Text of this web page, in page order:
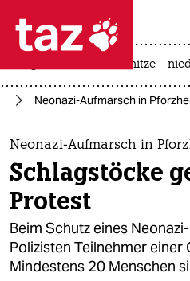
 taz zahl
taz zahl ich
themen
politik
öko
gesellschaft
hitze
Neonazi-Aufmarsch in
Neonazi-Aufmarsch in
Schlagstöcke
Protest
Beim Schutz eines
Polizisten Teilnehmer einer
Mindestens 20 Menschen